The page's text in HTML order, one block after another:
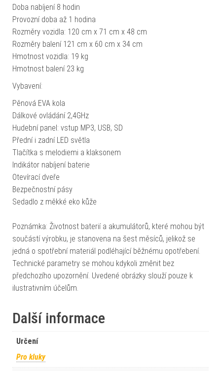
Doba nabíjení 8 hodin
Provozní doba až 1 hodina
Rozměry vozidla: 120 cm x 71 cm x 48 cm
Rozměry balení 121 cm x 60 cm x 34 cm
Hmotnost vozidla: 19 kg
Hmotnost balení 23 kg
Vybavení:
Pěnová EVA kola
Dálkové ovládání 2,4GHz
Hudební panel: vstup MP3, USB, SD
Přední i zadní LED světla
Tlačítka s melodiemi a klaksonem
Indikátor nabíjení baterie
Otevírací dveře
Bezpečnostní pásy
Sedadlo z měkké eko kůže
Poznámka: Životnost baterií a akumulátorů, které mohou být
součástí výrobku, je stanovena na šest měsíců, jelikož se
jedná o spotřební materiál podléhající běžnému opotřebení.
Technické parametry se mohou kdykoli změnit bez
předchozího upozornění. Uvedené obrázky slouží pouze k
ilustrativním účelům.
Další informace
Určení
Pro kluky